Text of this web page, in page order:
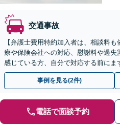
交通事故
【弁護士費用特約加入者は、相談料
療や保険会社への対応、慰謝料や過失
感じている方、自分で対応する前にま
【弁護士歴10年以上】【当日予約・
事例を見る(2件)
電話で面談予約